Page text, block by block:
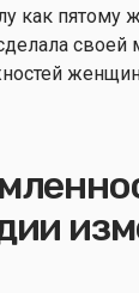
как пятому